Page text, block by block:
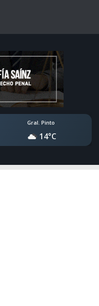
Gral. Pinto
14°C